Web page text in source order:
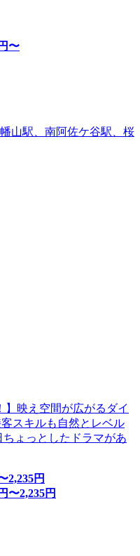
円〜
山駅、南阿佐ケ谷駅、桜
】映え空間が広がるダイ
スキルも自然とレベル
ょっとしたドラマがあ
2,235円
円〜2,235円